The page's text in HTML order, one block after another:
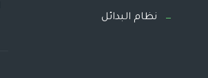
نظام البدائل